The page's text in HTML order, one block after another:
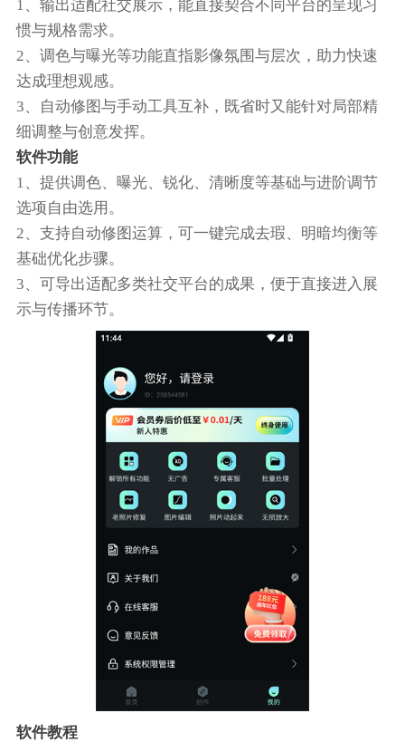
1、输出适配社交展示，能直接契合不同平台的呈现习
惯与规格需求。
2、调色与曝光等功能直指影像氛围与层次，助力快速
达成理想观感。
3、自动修图与手动工具互补，既省时又能针对局部精
细调整与创意发挥。
软件功能
1、提供调色、曝光、锐化、清晰度等基础与进阶调节
选项自由选用。
2、支持自动修图运算，可一键完成去瑕、明暗均衡等
基础优化步骤。
3、可导出适配多类社交平台的成果，便于直接进入展
示与传播环节。
软件教程